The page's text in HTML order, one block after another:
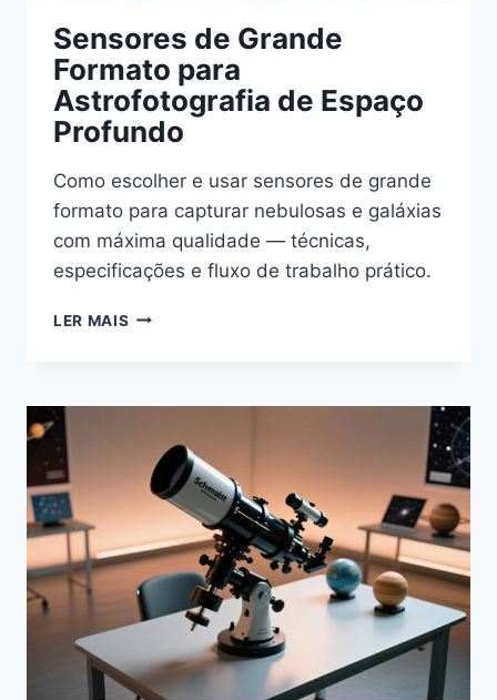
Sensores de Grande
Formato para
Astrofotografia de Espaço
Profundo
Como escolher e usar sensores de grande
formato para capturar nebulosas e galáxias
com máxima qualidade — técnicas,
especificações e fluxo de trabalho prático.
LER MAIS SENSORES
PARA
ESPAÇO
PROFUNDO